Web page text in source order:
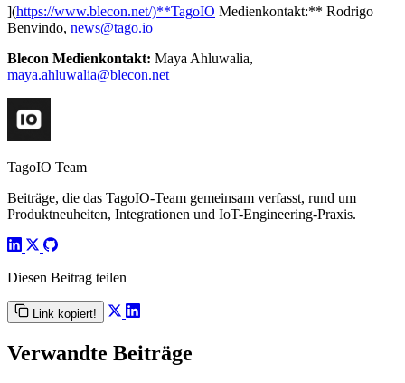
](https://www.blecon.net/)**TagoIO Medienkontakt:** Rodrigo
Benvindo, news@tago.io
Blecon Medienkontakt: Maya Ahluwalia,
maya.ahluwalia@blecon.net
TagoIO Team
Beiträge, die das TagoIO-Team gemeinsam verfasst, rund um
Produktneuheiten, Integrationen und IoT-Engineering-Praxis.
Diesen Beitrag teilen
Link kopiert!
Verwandte Beiträge